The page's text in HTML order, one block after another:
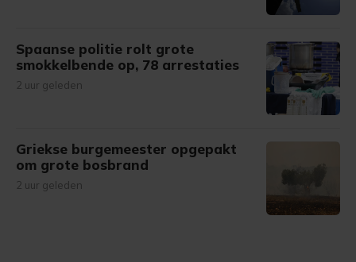
Spaanse politie rolt grote
smokkelbende op, 78 arrestaties
2 uur geleden
Griekse burgemeester opgepakt
om grote bosbrand
2 uur geleden